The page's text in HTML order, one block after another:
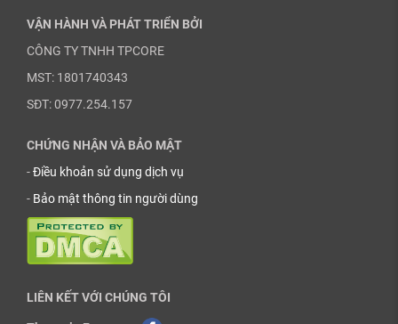
VẬN HÀNH VÀ PHÁT TRIỂN BỞI
CÔNG TY TNHH TPCORE
MST: 1801740343
SĐT: 0977.254.157
CHỨNG NHẬN VÀ BẢO MẬT
-Điều khoản sử dụng dịch vụ
- Bảo mật thông tin người dùng
LIÊN KẾT VỚI CHÚNG TÔI